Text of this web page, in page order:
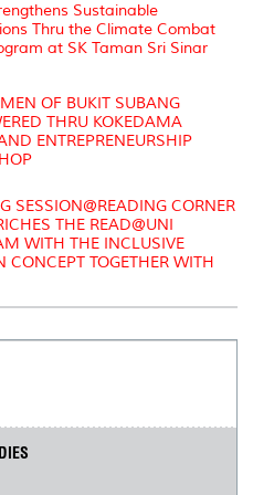
s
Sustainable
Thru the Climate Combat
at SK Taman Sri Sinar
OF BUKIT SUBANG
THRU KOKEDAMA
ENTREPRENEURSHIP
SESSION@READING CORNER
THE READ@UNI
WITH THE INCLUSIVE
CONCEPT TOGETHER WITH